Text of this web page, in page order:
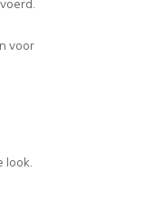
voor
look.